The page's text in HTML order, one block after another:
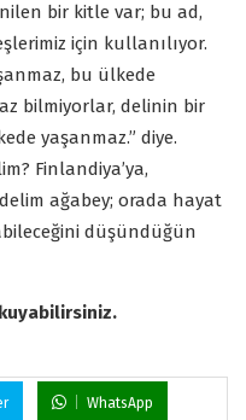
bir kitle var; bu ad,
için kullanılıyor.
bu ülkede
bilmiyorlar, delinin bir
yaşanmaz.” diye.
Finlandiya’ya,
ağabey; orada hayat
düşündüğün
WhatsApp